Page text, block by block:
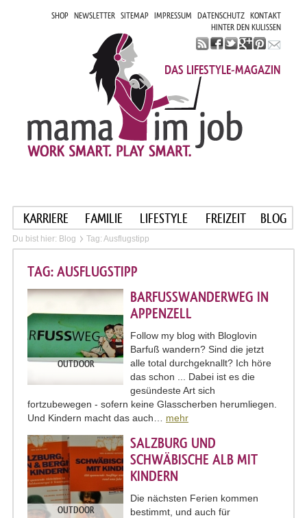
SHOP NEWSLETTER SITEMAP IMPRESSUM DATENSCHUTZ KONTAKT
HINTER DEN KULISSEN
DAS LIFESTYLE-MAGAZIN
KARRIERE FAMILIE LIFESTYLE FREIZEIT BLOG
Du bist hier: Blog Tag: Ausflugstipp
TAG: AUSFLUGSTIPP
OUTDOOR
BARFUSSWANDERWEG IN A
PPENZELL
Follow my blog with Bloglovin
Barfuß wandern? Sind die jetzt
alle total durchgeknallt? Ich höre
das schon ... Dabei ist es die
gesündeste Art sich
fortzubewegen - sofern keine Glasscherben herumliegen.
Und Kindern macht das auch… mehr
OUTDOOR
SALZBURG UND
SCHWÄBISCHE ALB MIT
KINDERN
Die nächsten Ferien kommen
bestimmt, und auch für